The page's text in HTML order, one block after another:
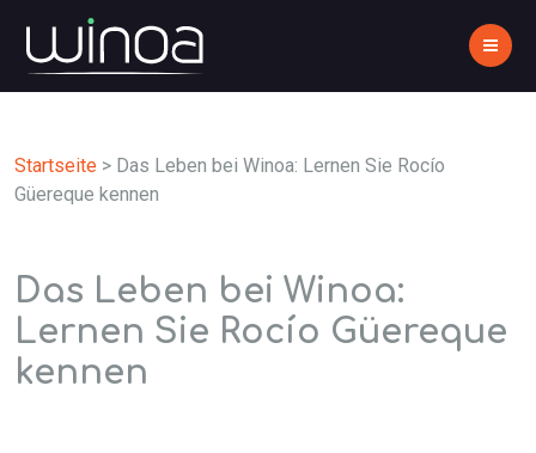
Startseite > Das Leben bei Winoa: Lernen Sie Rocío
Güereque kennen
Das Leben bei Winoa:
Lernen Sie Rocío Güereque
kennen